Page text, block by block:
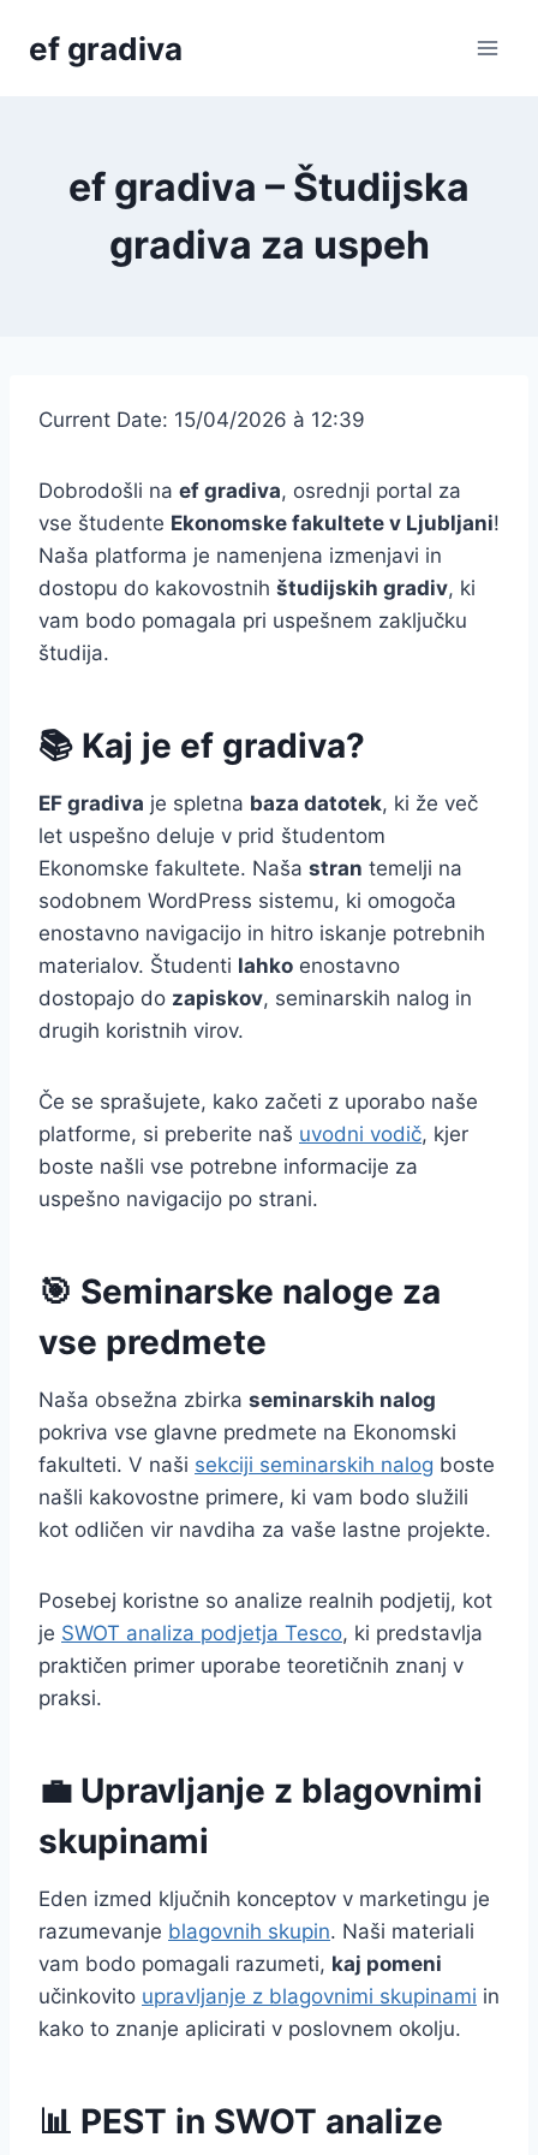
ef gradiva
ef gradiva – Študijska
gradiva za uspeh
Current Date: 15/04/2026 à 12:39
Dobrodošli na ef gradiva, osrednji portal za
vse študente Ekonomske fakultete v Ljubljani!
Naša platforma je namenjena izmenjavi in
dostopu do kakovostnih študijskih gradiv, ki
vam bodo pomagala pri uspešnem zaključku
študija.
📚 Kaj je ef gradiva?
EF gradiva je spletna baza datotek, ki že več
let uspešno deluje v prid študentom
Ekonomske fakultete. Naša stran temelji na
sodobnem WordPress sistemu, ki omogoča
enostavno navigacijo in hitro iskanje potrebnih
materialov. Študenti lahko enostavno
dostopajo do zapiskov, seminarskih nalog in
drugih koristnih virov.
Če se sprašujete, kako začeti z uporabo naše
platforme, si preberite naš uvodni vodič, kjer
boste našli vse potrebne informacije za
uspešno navigacijo po strani.
🎯 Seminarske naloge za
vse predmete
Naša obsežna zbirka seminarskih nalog
pokriva vse glavne predmete na Ekonomski
fakulteti. V naši sekciji seminarskih nalog boste
našli kakovostne primere, ki vam bodo služili
kot odličen vir navdiha za vaše lastne projekte.
Posebej koristne so analize realnih podjetij, kot
je SWOT analiza podjetja Tesco, ki predstavlja
praktičen primer uporabe teoretičnih znanj v
praksi.
💼 Upravljanje z blagovnimi
skupinami
Eden izmed ključnih konceptov v marketingu je
razumevanje blagovnih skupin. Naši materiali
vam bodo pomagali razumeti, kaj pomeni
učinkovito upravljanje z blagovnimi skupinami in
kako to znanje aplicirati v poslovnem okolju.
📊 PEST in SWOT analize